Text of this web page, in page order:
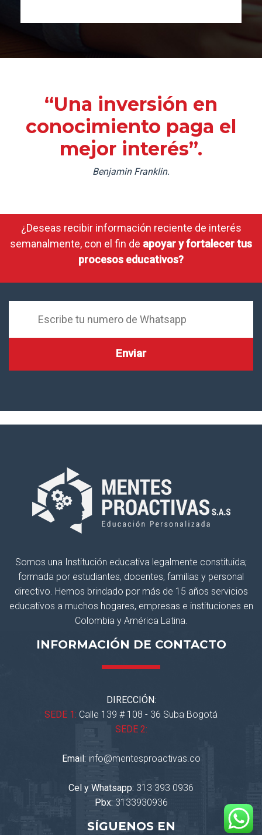
“Una inversión en
conocimiento paga el
mejor interés”.
Benjamin Franklin.
¿Deseas recibir información reciente de interés
semanalmente, con el fin de apoyar y fortalecer tus
procesos educativos?
Somos una Institución educativa legalmente constituida;
formada por estudiantes, docentes, familias y personal
directivo. Hemos brindado por más de 15 años servicios
educativos a muchos hogares, empresas e instituciones en
Colombia y América Latina.
INFORMACIÓN DE CONTACTO
DIRECCIÓN:
SEDE 1: Calle 139 # 108 - 36 Suba Bogotá
SEDE 2:
Email: info@mentesproactivas.co
Cel y Whatsapp: 313 393 0936
Pbx: 3133930936
SÍGUENOS EN